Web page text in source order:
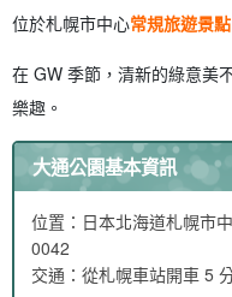
位於札幌市中心常規旅遊景點
在 GW 季節，清新的綠意美
樂趣。
大通公園基本資訊
位置：日本北海道札幌市
0042
交通：從札幌車站開車 5